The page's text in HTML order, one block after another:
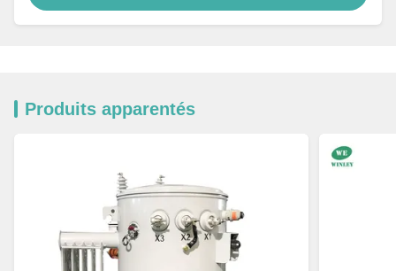
Produits apparentés